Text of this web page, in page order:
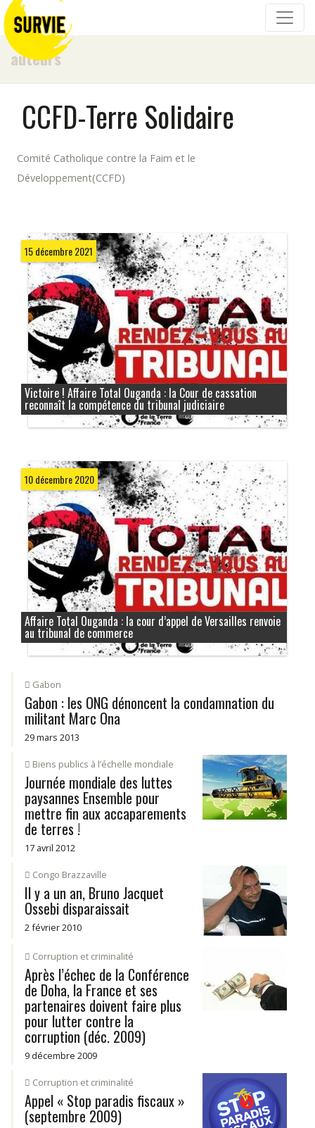
auteurs
CCFD-Terre Solidaire
Comité Catholique contre la Faim et le
Développement(CCFD)
15 décembre 2021
Victoire ! Affaire Total Ouganda : la Cour de cassation
reconnaît la compétence du tribunal judiciaire
10 décembre 2020
Affaire Total Ouganda : la cour d’appel de Versailles renvoie
au tribunal de commerce
Gabon
Gabon : les ONG dénoncent la condamnation du
militant Marc Ona
29 mars 2013
Biens publics à l’échelle mondiale
Journée mondiale des luttes
paysannes Ensemble pour
mettre fin aux accaparements
de terres !
17 avril 2012
Congo Brazzaville
Il y a un an, Bruno Jacquet
Ossebi disparaissait
2 février 2010
Corruption et criminalité
Après l’échec de la Conférence
de Doha, la France et ses
partenaires doivent faire plus
pour lutter contre la
corruption (déc. 2009)
9 décembre 2009
Corruption et criminalité
Appel « Stop paradis fiscaux »
(septembre 2009)